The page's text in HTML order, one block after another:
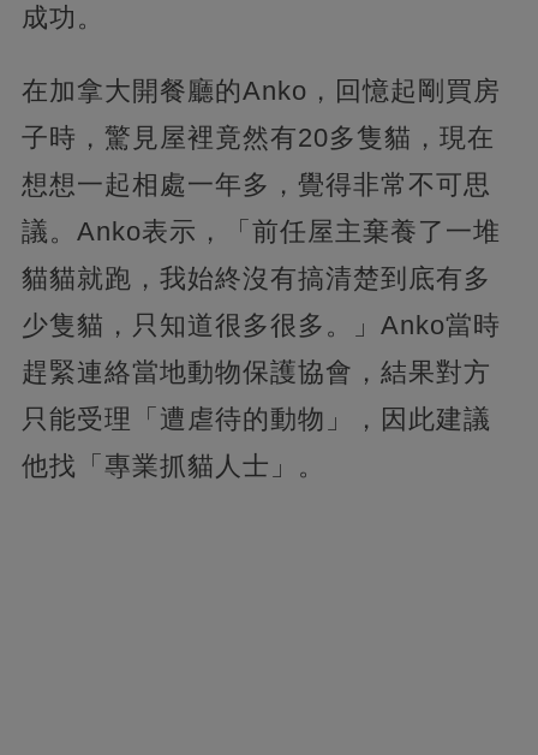
成功。
在加拿大開餐廳的Anko，回憶起剛買房
子時，驚見屋裡竟然有20多隻貓，現在
想想一起相處一年多，覺得非常不可思
議。Anko表示，「前任屋主棄養了一堆
貓貓就跑，我始終沒有搞清楚到底有多
少隻貓，只知道很多很多。」Anko當時
趕緊連絡當地動物保護協會，結果對方
只能受理「遭虐待的動物」，因此建議
他找「專業抓貓人士」。